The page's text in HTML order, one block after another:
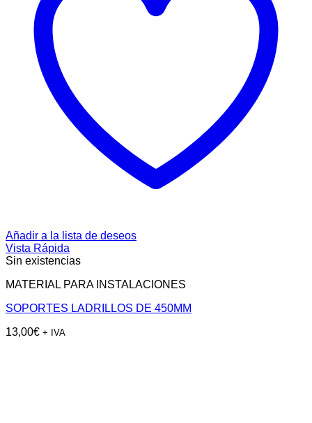
Añadir a la lista de deseos
Vista Rápida
Sin existencias
MATERIAL PARA INSTALACIONES
SOPORTES LADRILLOS DE 450MM
13,00€ + IVA